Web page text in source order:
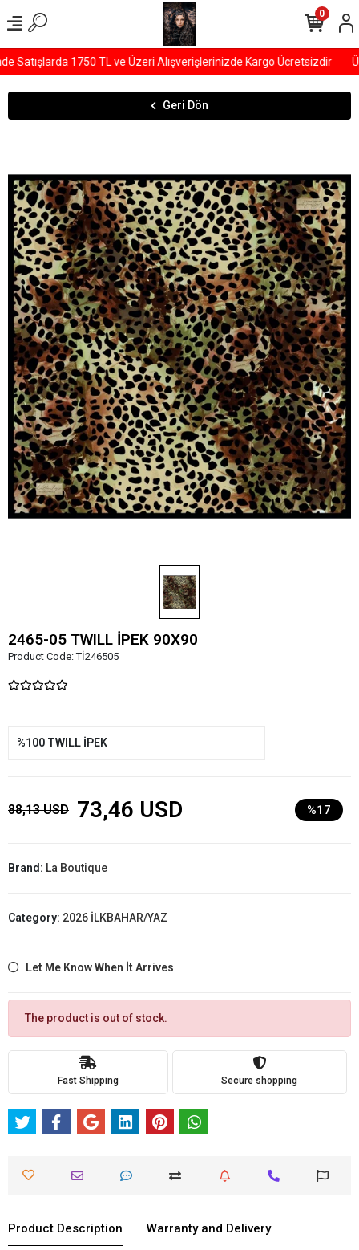
1750 TL ve Üzeri Alışverişlerinizde Kargo Ücretsizdir
0
Geri Dön
2465-05 TWILL İPEK 90X90
Product Code:Tİ246505
%100 TWILL İPEK
88,13 USD 73,46 USD %17
Brand: La Boutique
Category: 2026 İLKBAHAR/YAZ
Let Me Know When İt Arrives
The product is out of stock.
Fast Shipping Secure shopping
Product Description Warranty and Delivery